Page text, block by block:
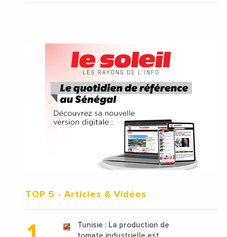
TOP 5 - Articles & Vidéos
Tunisie : La production de